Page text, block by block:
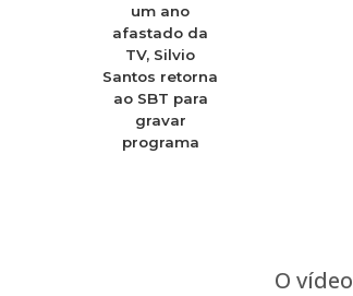
um ano
afastado da
TV, Silvio
Santos retorna
ao SBT para
gravar
programa
O